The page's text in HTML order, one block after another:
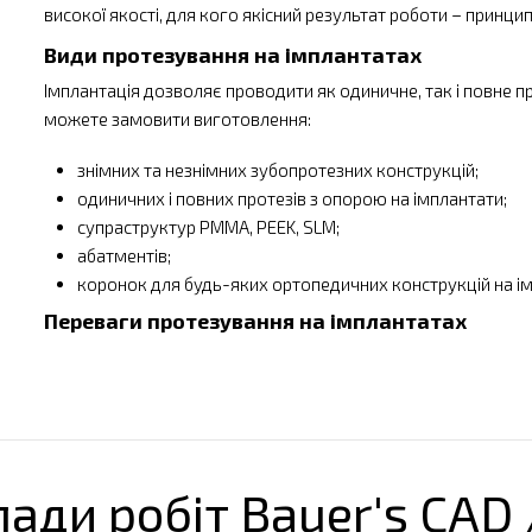
високої якості, для кого якісний результат роботи –
Види протезування на імплантатах
Імплантація дозволяє проводити як одиничне, так і повне
можете замовити виготовлення:
знімних та незнімних зубопротезних конструкцій;
одиничних і повних протезів з опорою на імплантати;
супраструктур PMMA, PEEK, SLM;
абатментів;
коронок для будь-яких ортопедичних конструкцій на
Переваги протезування на імплантатах
Щадна технологія для здорових зубів. Для
робіт Bauer's CAD